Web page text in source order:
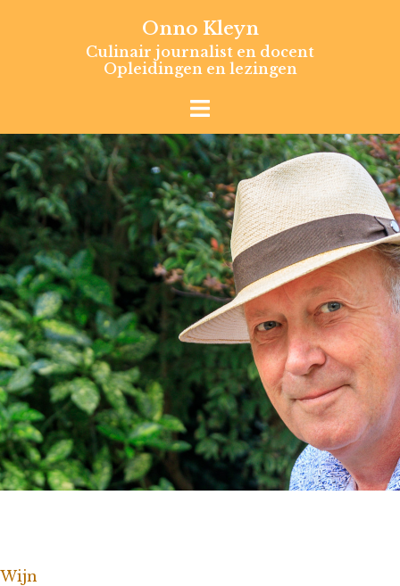
Onno Kleyn
Culinair journalist en docent
Opleidingen en lezingen
Wijn